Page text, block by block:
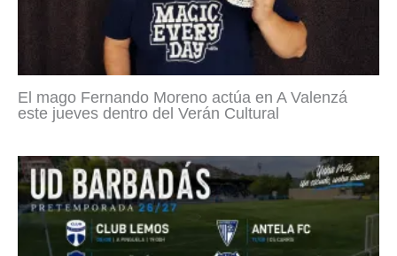
El mago Fernando Moreno actúa en A Valenzá
este jueves dentro del Verán Cultural